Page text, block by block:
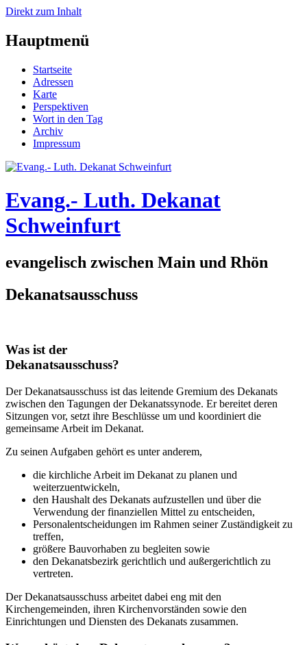
Direkt zum Inhalt
Hauptmenü
Startseite
Adressen
Karte
Perspektiven
Wort in den Tag
Archiv
Impressum
Evang.- Luth. Dekanat
Schweinfurt
evangelisch zwischen Main und Rhön
Dekanatsausschuss
Was ist der
Dekanatsausschuss?
Der Dekanatsausschuss ist das leitende Gremium des Dekanats
zwischen den Tagungen der Dekanatssynode. Er bereitet deren
Sitzungen vor, setzt ihre Beschlüsse um und koordiniert die
gemeinsame Arbeit im Dekanat.
Zu seinen Aufgaben gehört es unter anderem,
die kirchliche Arbeit im Dekanat zu planen und
weiterzuentwickeln,
den Haushalt des Dekanats aufzustellen und über die
Verwendung der finanziellen Mittel zu entscheiden,
Personalentscheidungen im Rahmen seiner Zuständigkeit zu
treffen,
größere Bauvorhaben zu begleiten sowie
den Dekanatsbezirk gerichtlich und außergerichtlich zu
vertreten.
Der Dekanatsausschuss arbeitet dabei eng mit den
Kirchengemeinden, ihren Kirchenvorständen sowie den
Einrichtungen und Diensten des Dekanats zusammen.